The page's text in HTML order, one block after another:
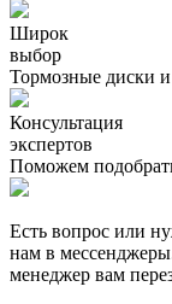
Широк
выбор
Тормозные диски
Консультация
экспертов
Поможем
Есть вопрос или
нам в
менеджер вам